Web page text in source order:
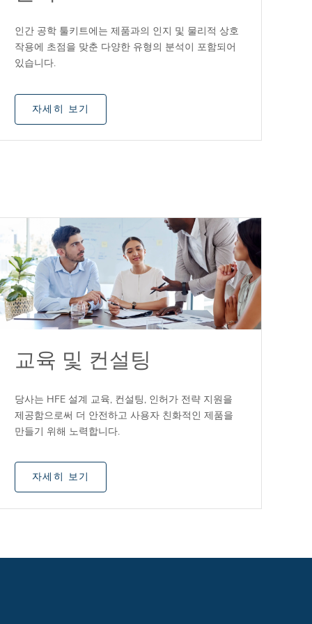
인간 공학 툴키트에는 제품과의 인지 및 물리적 상호
작용에 초점을 맞춘 다양한 유형의 분석이 포함되어
있습니다.
자세히 보기
교육 및 컨설팅
당사는 HFE 설계 교육, 컨설팅, 인허가 전략 지원을
제공함으로써 더 안전하고 사용자 친화적인 제품을
만들기 위해 노력합니다.
자세히 보기